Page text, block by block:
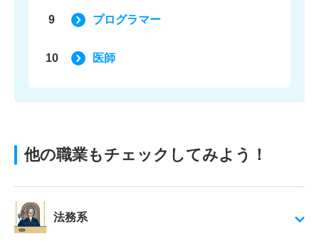
9 プログラマー
10 医師
他の職業もチェックしてみよう！
法務系